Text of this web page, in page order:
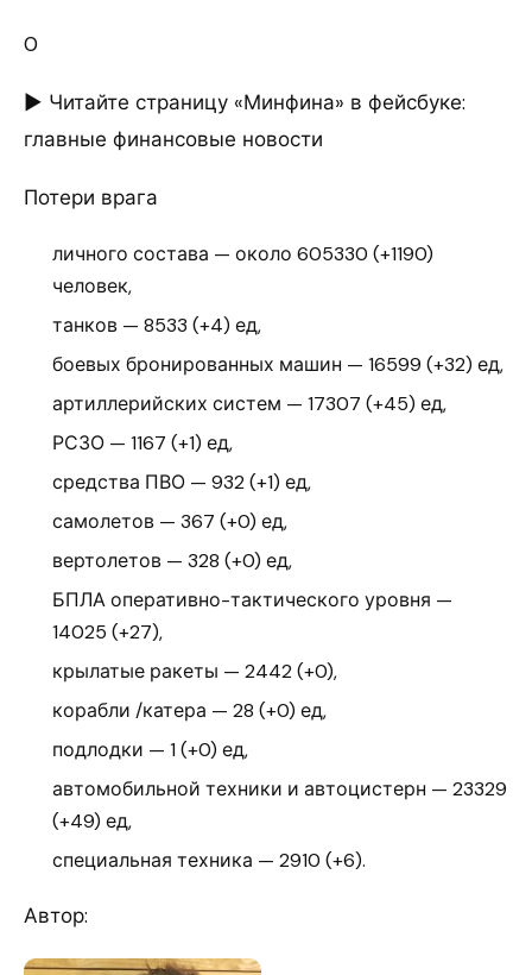
0
► Читайте страницу «Минфина» в фейсбуке:
главные финансовые новости
Потери врага
личного состава — около 605330 (+1190)
человек,
танков — 8533 (+4) ед,
боевых бронированных машин — 16599 (+32) ед,
артиллерийских систем — 17307 (+45) ед,
РСЗО — 1167 (+1) ед,
средства ПВО — 932 (+1) ед,
самолетов — 367 (+0) ед,
вертолетов — 328 (+0) ед,
БПЛА оперативно-тактического уровня —
14025 (+27),
крылатые ракеты — 2442 (+0),
корабли /катера — 28 (+0) ед,
подлодки — 1 (+0) ед,
автомобильной техники и автоцистерн — 23329
(+49) ед,
специальная техника — 2910 (+6).
Автор: